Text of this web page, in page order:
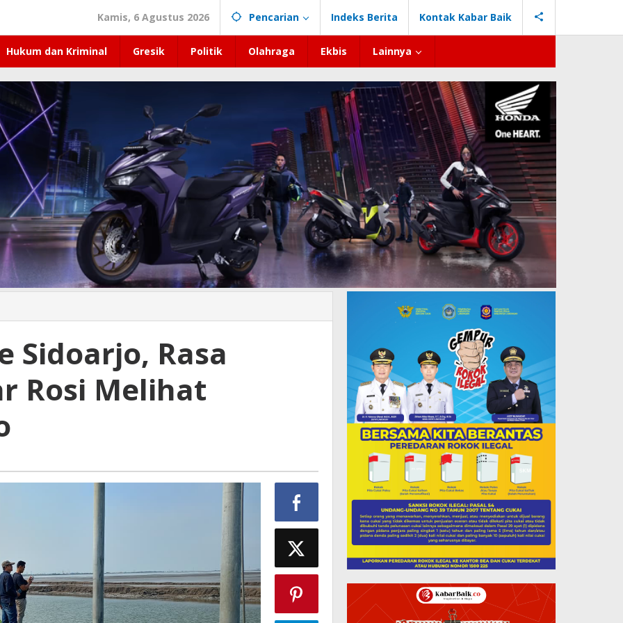
Kamis, 6 Agustus 2026 Pencarian Indeks Berita Kontak Kabar Baik
Hukum dan Kriminal Gresik Politik Olahraga Ekbis Lainnya
Sidoarjo, Rasa
Rosi Melihat